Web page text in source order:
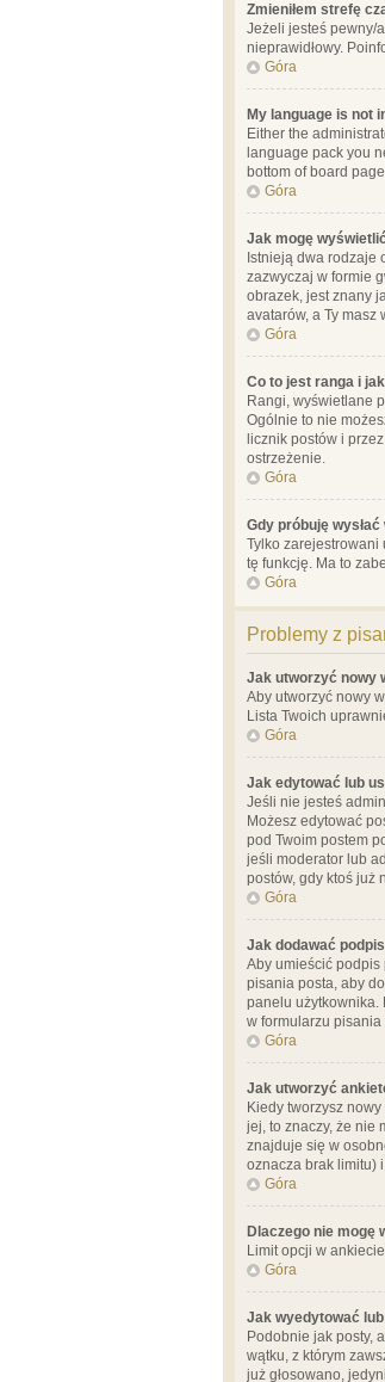
Zmieniłem strefę
Jeżeli jesteś pewny/
nieprawidłowy.
Góra
My language is not
Either the
language pack you
bottom of board
Góra
Jak mogę
Istnieją dwa rodzaje
zazwyczaj w formie
obrazek, jest znany
avatarów, a Ty
Góra
Co to jest ranga i
Rangi, wyświetlane
Ogólnie to nie
licznik postów i
ostrzeżenie.
Góra
Gdy próbuję
Tylko zarejestrowani
tę funkcję. Ma to
Góra
Problemy z
Jak utworzyć nowy
Aby utworzyć nowy
Lista Twoich
Góra
Jak edytować lub
Jeśli nie jesteś
Możesz edytować
pod Twoim postem
jeśli moderator lub
postów, gdy ktoś już
Góra
Jak dodawać
Aby umieścić podpis
pisania posta, aby
panelu użytkownika.
w formularzu pisania
Góra
Jak utworzyć
Kiedy tworzysz
jej, to znaczy, że nie
znajduje się w
oznacza brak limitu)
Góra
Dlaczego nie mogę
Limit opcji w
Góra
Jak wyedytować
Podobnie jak posty,
wątku, z którym
już głosowano,